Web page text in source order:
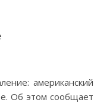
американский
Об этом сообщает